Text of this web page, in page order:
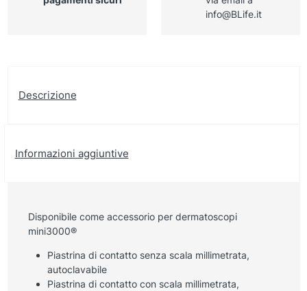
info@BLife.it
Descrizione
Informazioni aggiuntive
Disponibile come accessorio per dermatoscopi
mini3000®
Piastrina di contatto senza scala millimetrata,
autoclavabile
Piastrina di contatto con scala millimetrata,